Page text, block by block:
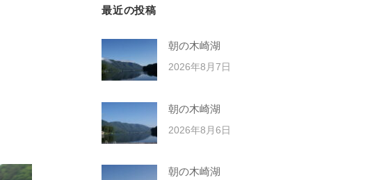
最近の投稿
朝の木崎湖
2026年8月7日
朝の木崎湖
2026年8月6日
朝の木崎湖